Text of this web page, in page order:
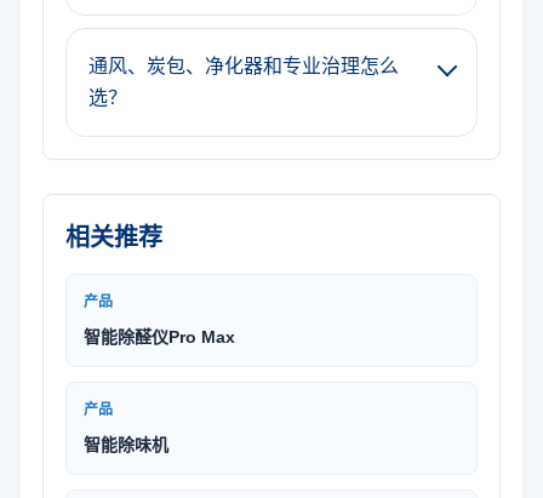
通风、炭包、净化器和专业治理怎么
选？
相关推荐
产品
智能除醛仪Pro Max
产品
智能除味机